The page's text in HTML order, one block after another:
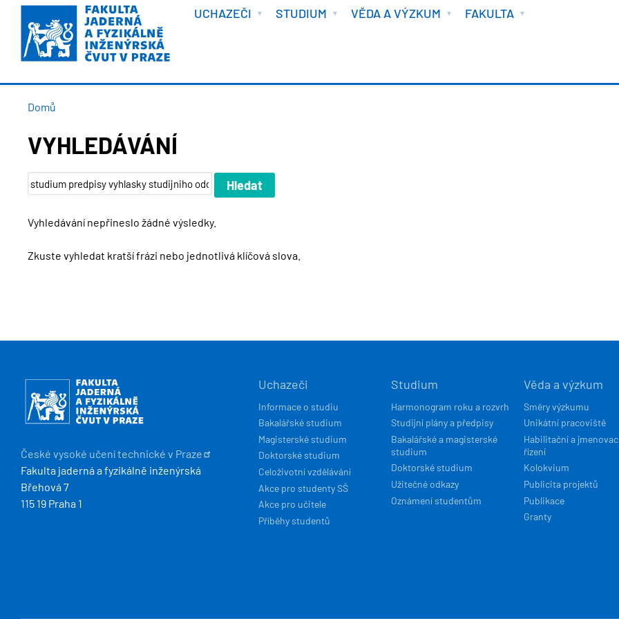
Přejít
hlavnímu
obsahu
VÍTEJTE
UCHAZEČI STUDIUM VĚDA A VÝZKUM FAKULTA
DROBEČKOVÁ
Domů
VYHLEDÁVÁNÍ
Vyhledávání nepřineslo žádné výsledky.
Zkuste vyhledat kratší frázi nebo jednotlivá klíčová slova.
HLAVNÍ
NAVIGACE
Uchazeči
Informace o studiu
Bakalářské studium
Magisterské studium
Doktorské studium
Celoživotní vzdělávání
Akce pro studenty SŠ
Akce pro učitele
Příběhy studentů
Studium
Harmonogram roku a rozvrh
Studijní plány a předpisy
Bakalářské a magisterské
studium
Doktorské studium
Užitečné odkazy
Oznámení studentům
Věda a výzkum
Směry výzkumu
Unikátní pracoviště
Habilitační a
řízení
Kolokvium
Publicita projektů
Publikace
Granty
Obrázek
České vysoké učení technické v Praze
Fakulta jaderná a fyzikálně inženýrská
Břehová 7
115 19 Praha 1